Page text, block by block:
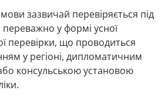
зазвичай перевіряється під
у формі усної
перевірки, що проводиться
у регіоні, дипломатичним
консульською установою